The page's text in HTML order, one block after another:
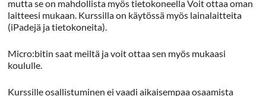
mutta se on mahdollista myös tietokoneella Voit ottaa oman
laitteesi mukaan. Kurssilla on käytössä myös lainalaitteita
(iPadejä ja tietokoneita).
Micro:bitin saat meiltä ja voit ottaa sen myös mukaasi
koululle.
Kurssille osallistuminen ei vaadi aikaisempaa osaamista